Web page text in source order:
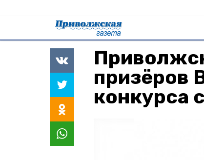
призёров
конкурса